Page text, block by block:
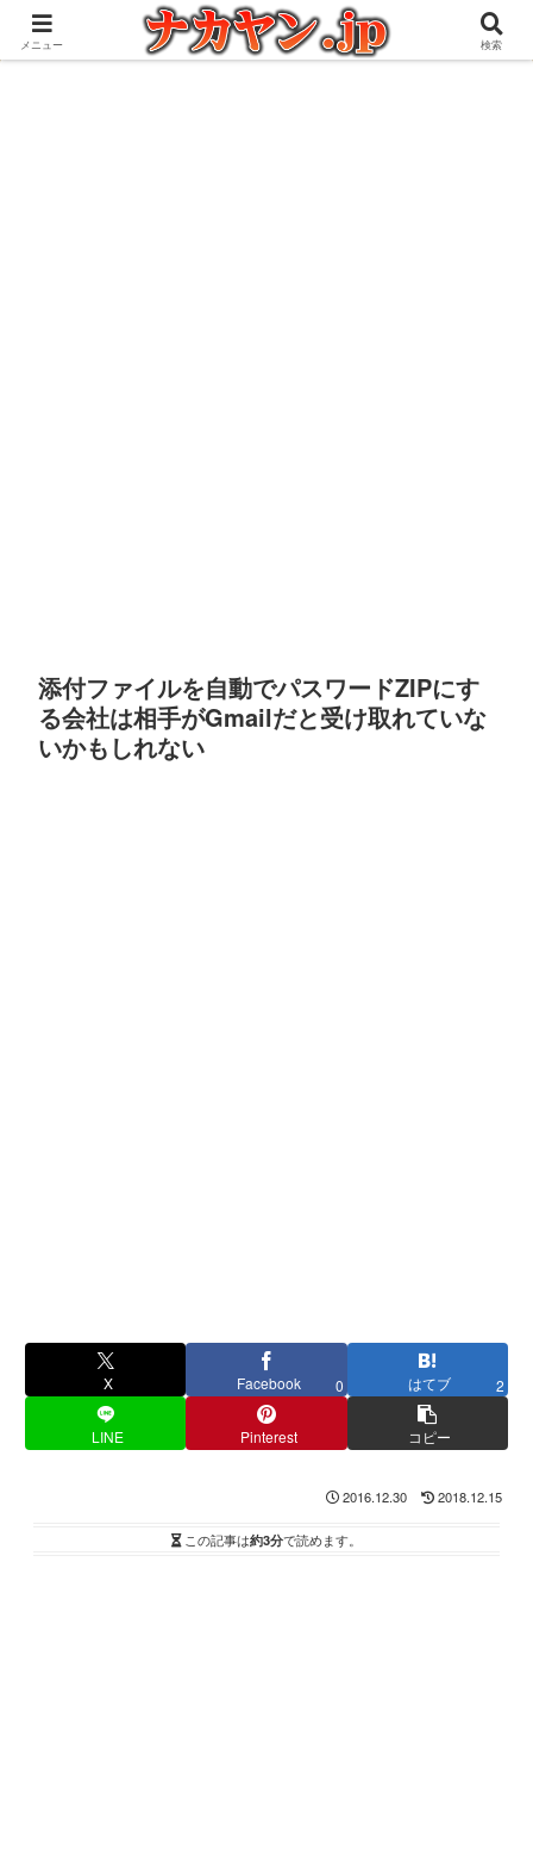
アウトドアとガジェット好きな管理人の愉快な日々を綴るブログ
添付ファイルを自動でパスワードZIPにす
る会社は相手がGmailだと受け取れていな
いかもしれない
X Facebook 0 はてブ 2
LINE Pinterest コピー
2016.12.30 2018.12.15
この記事は約3分で読めます。
メニュー 検索